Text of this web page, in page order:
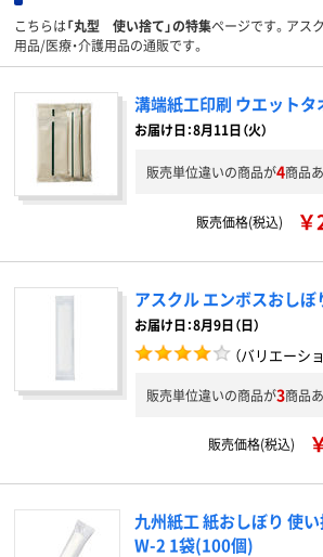
こちらは「丸型 使い捨て」の特集ページです。アス
用品/医療・介護用品の通販です。
溝端紙工印刷 ウエットタ
お届け日：8月11日（火）
販売単位違いの商品が4商品
販売価格(税込)
アスクル エンボスおしぼ
お届け日：8月9日（日）
（バリエーシ
販売単位違いの商品が3商品
販売価格(税込)
九州紙工 紙おしぼり 使
W-2 1袋(100個)